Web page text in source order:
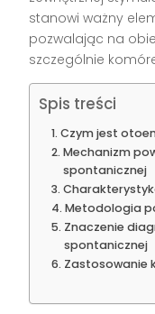
stanowi ważny
pozwalając na
szczególnie
Spis treści
Czym jest
Mechanizm
spontanicznej
Metodologia
Znaczenie
spontanicznej
Zastosowanie